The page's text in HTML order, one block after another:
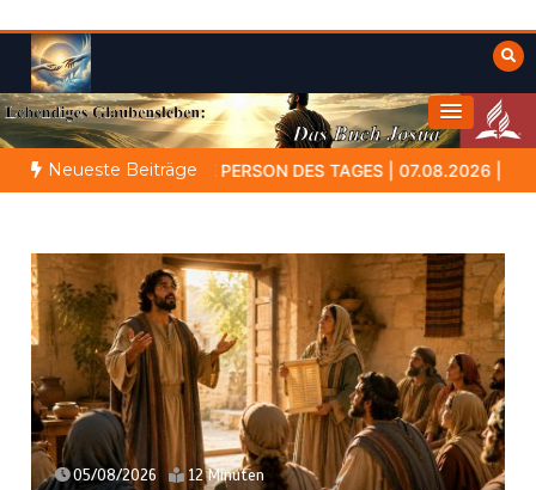
Inhalt
springen
Weisheiten der Bibel
Himmelwärts
Neueste Beiträge
DES TAGES | 07.08.2026 | Amram – der Vater, der in
05/08/2026 12 Minuten